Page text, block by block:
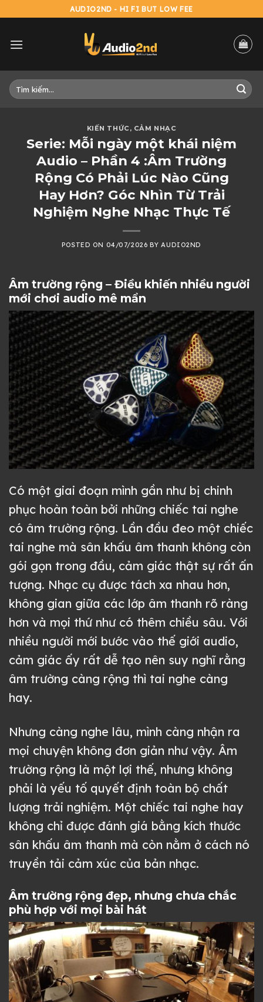
to
AUDIO2ND - HI FI BUT LOW FEE
Tìm
kiếm:
KIẾN THỨC , CẢM NHẠC
Serie: Mỗi ngày một khái niệm
Audio – Phần 4 :Âm Trường
Rộng Có Phải Lúc Nào Cũng
Hay Hơn? Góc Nhìn Từ Trải
Nghiệm Nghe Nhạc Thực Tế
POSTED ON 04/07/2026 BYAUDIO2ND
Âm trường rộng – Điều khiến nhiều người
mới chơi audio mê mẩn
Có một giai đoạn mình gần như bị chinh
phục hoàn toàn bởi những chiếc tai nghe
có âm trường rộng. Lần đầu đeo một chiếc
tai nghe mà sân khấu âm thanh không còn
gói gọn trong đầu, cảm giác thật sự rất ấn
tượng. Nhạc cụ được tách xa nhau hơn,
không gian giữa các lớp âm thanh rõ ràng
hơn và mọi thứ như có thêm chiều sâu. Với
nhiều người mới bước vào thế giới audio,
cảm giác ấy rất dễ tạo nên suy nghĩ rằng
âm trường càng rộng thì tai nghe càng
hay.
Nhưng càng nghe lâu, mình càng nhận ra
mọi chuyện không đơn giản như vậy. Âm
trường rộng là một lợi thế, nhưng không
phải là yếu tố quyết định toàn bộ chất
lượng trải nghiệm. Một chiếc tai nghe hay
không chỉ được đánh giá bằng kích thước
sân khấu âm thanh mà còn nằm ở cách nó
truyền tải cảm xúc của bản nhạc.
Âm trường rộng đẹp, nhưng chưa chắc
phù hợp với mọi bài hát